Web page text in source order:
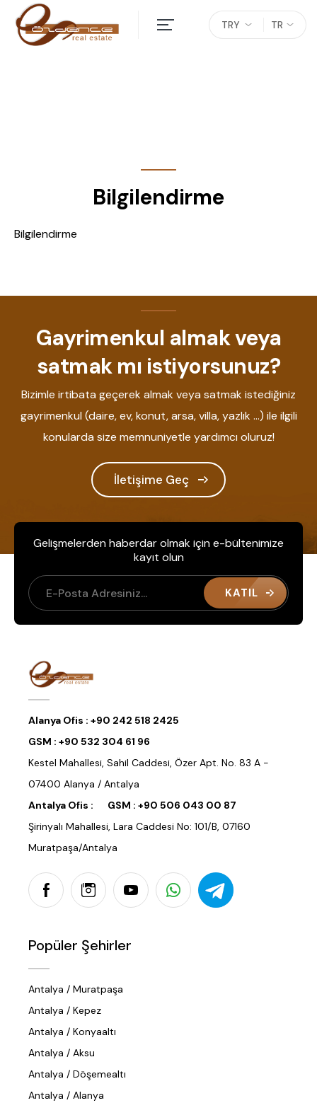
TR
TRY
Bilgilendirme
Bilgilendirme
Gayrimenkul almak veya
satmak mı istiyorsunuz?
Bizimle irtibata geçerek almak veya satmak istediğiniz
gayrimenkul (daire, ev, konut, arsa, villa, yazlık ...) ile ilgili
konularda size memnuniyetle yardımcı oluruz!
İletişime Geç
Gelişmelerden haberdar olmak için e-bültenimize
kayıt olun
KATIL
Alanya Ofis : +90 242 518 2425
GSM : +90 532 304 61 96
Kestel Mahallesi, Sahil Caddesi, Özer Apt. No. 83 A -
07400 Alanya / Antalya
Antalya Ofis :
GSM : +90 506 043 00 87
Şirinyalı Mahallesi, Lara Caddesi No: 101/B, 07160
Muratpaşa/Antalya
Popüler Şehirler
Antalya / Muratpaşa
Antalya / Kepez
Antalya / Konyaaltı
Antalya / Aksu
Antalya / Döşemealtı
Antalya / Alanya